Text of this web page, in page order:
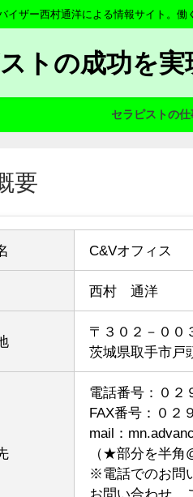
イザー西村通洋による情報サイト。
トの成功を
セラピストの仕
要
C&Vオフィス
西村 通洋
〒３０２－００
茨城県取手市戸
電話番号：０２
FAX番号：０２
mail：
（★部分を半角
※電話でのお問
お問い合わせ、